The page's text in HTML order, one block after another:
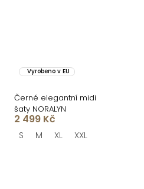
Vyrobeno v EU
Černé elegantní midi
šaty NORALYN
2 499 Kč
S M XL XXL